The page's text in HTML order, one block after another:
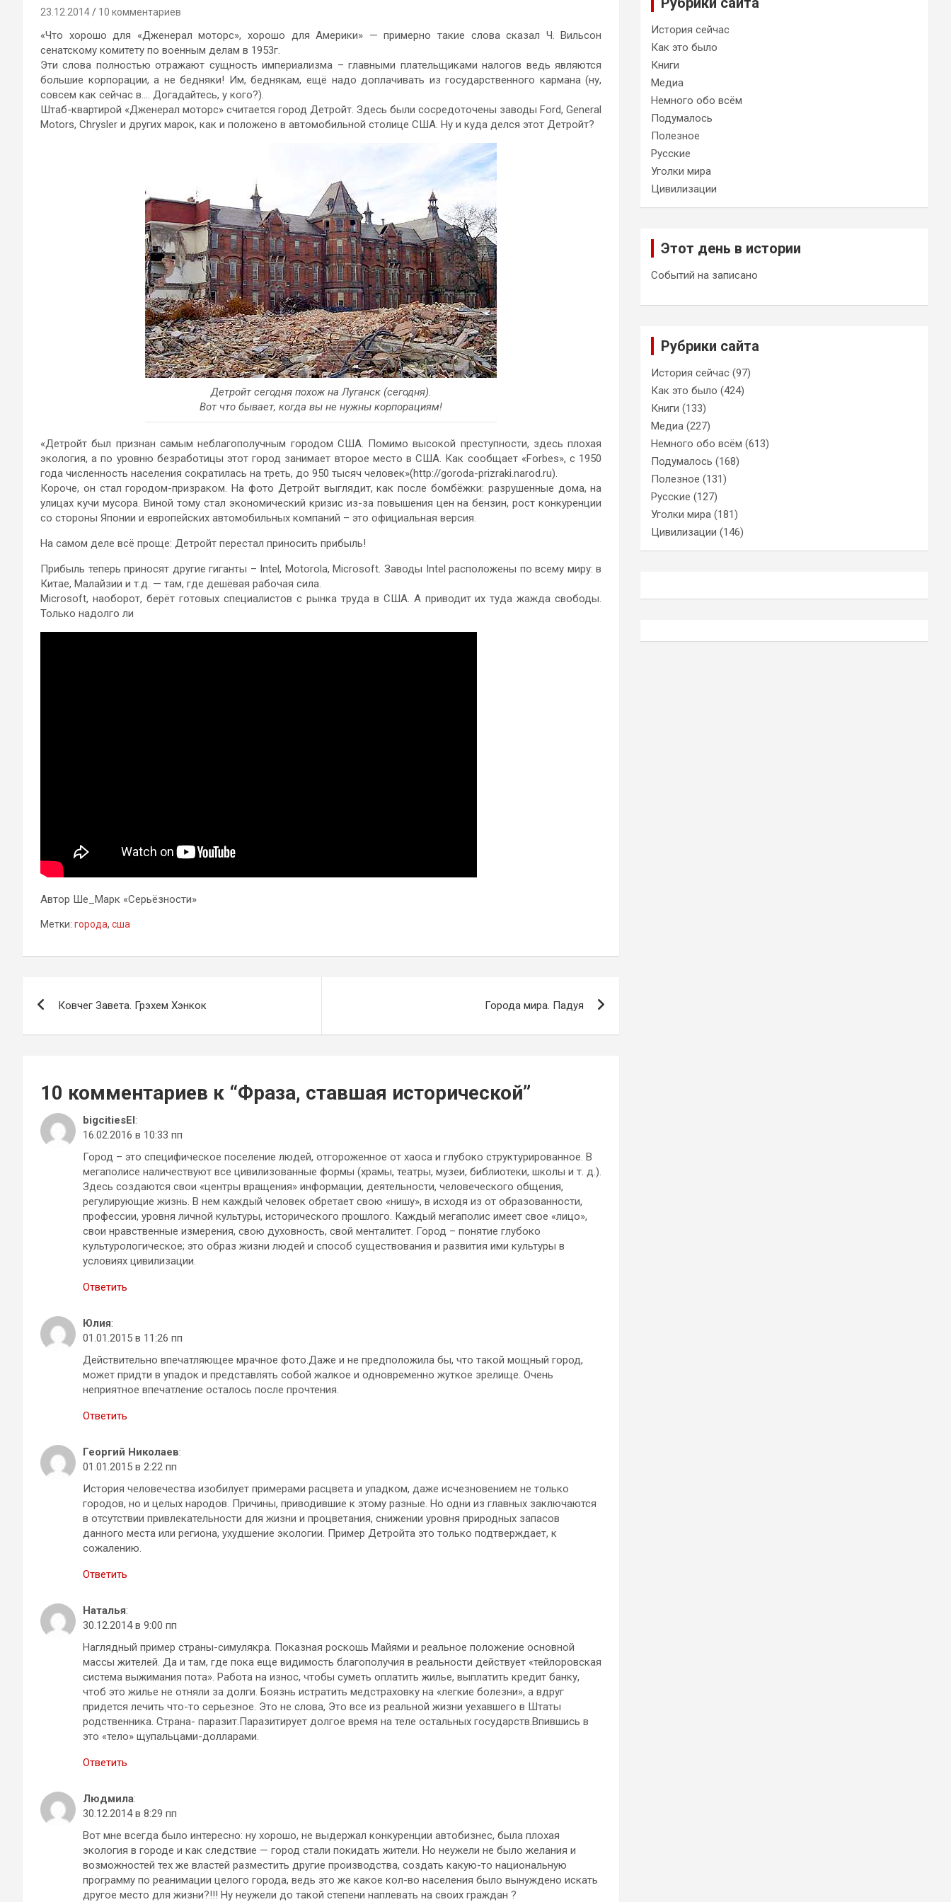
23.12.2014 10 комментариев
«Что хорошо для «Дженерал моторс», хорошо для Америки» — примерно такие слова сказал Ч. Вильсон
сенатскому комитету по военным делам в 1953г.
Эти слова полностью отражают сущность империализма – главными плательщиками налогов ведь являются
большие корпорации, а не бедняки! Им, беднякам, ещё надо доплачивать из государственного кармана (ну,
совсем как сейчас в…. Догадайтесь, у кого?).
Штаб-квартирой «Дженерал моторс» считается город Детройт. Здесь были сосредоточены заводы Ford, General
Motors, Chrysler и других марок, как и положено в автомобильной столице США. Ну и куда делся этот Детройт?
Детройт сегодня похож на Луганск (сегодня).
Вот что бывает, когда вы не нужны корпорациям!
«Детройт был признан самым неблагополучным городом США. Помимо высокой преступности, здесь плохая
экология, а по уровню безработицы этот город занимает второе место в США. Как сообщает «Forbes», с 1950
года численность населения сократилась на треть, до 950 тысяч человек»(http://goroda-prizraki.narod.ru).
Короче, он стал городом-призраком. На фото Детройт выглядит, как после бомбёжки: разрушенные дома, на
улицах кучи мусора. Виной тому стал экономический кризис из-за повышения цен на бензин, рост конкуренции
со стороны Японии и европейских автомобильных компаний – это официальная версия.
На самом деле всё проще: Детройт перестал приносить прибыль!
Прибыль теперь приносят другие гиганты – Intel, Motorola, Microsoft. Заводы Intel расположены по всему миру: в
Китае, Малайзии и т.д. — там, где дешёвая рабочая сила.
Microsoft, наоборот, берёт готовых специалистов с рынка труда в США. А приводит их туда жажда свободы.
Только надолго ли
Автор Ше_Марк «Серьёзности»
Метки: города, сша
Ковчег Завета. Грэхем Хэнкок Города мира. Падуя
10 комментариев к “Фраза, ставшая исторической”
bigcitiesEl:
16.02.2016 в 10:33 пп
Город – это специфическое поселение людей, отгороженное от хаоса и глубоко структурированное. В
мегаполисе наличествуют все цивилизованные формы (храмы, театры, музеи, библиотеки, школы и т. д.).
Здесь создаются свои «центры вращения» информации, деятельности, человеческого общения,
регулирующие жизнь. В нем каждый человек обретает свою «нишу», в исходя из от образованности,
профессии, уровня личной культуры, исторического прошлого. Каждый мегаполис имеет свое «лицо»,
свои нравственные измерения, свою духовность, свой менталитет. Город – понятие глубоко
культурологическое; это образ жизни людей и способ существования и развития ими культуры в
условиях цивилизации.
Ответить
Юлия:
01.01.2015 в 11:26 пп
Действительно впечатляющее мрачное фото.Даже и не предположила бы, что такой мощный город,
может придти в упадок и представлять собой жалкое и одновременно жуткое зрелище. Очень
неприятное впечатление осталось после прочтения.
Ответить
Георгий Николаев:
01.01.2015 в 2:22 пп
История человечества изобилует примерами расцвета и упадком, даже исчезновением не только
городов, но и целых народов. Причины, приводившие к этому разные. Но одни из главных заключаются
в отсутствии привлекательности для жизни и процветания, снижении уровня природных запасов
данного места или региона, ухудшение экологии. Пример Детройта это только подтверждает, к
сожалению.
Ответить
Наталья:
30.12.2014 в 9:00 пп
Наглядный пример страны-симулякра. Показная роскошь Майями и реальное положение основной
массы жителей. Да и там, где пока еще видимость благополучия в реальности действует «тейлоровская
система выжимания пота». Работа на износ, чтобы суметь оплатить жилье, выплатить кредит банку,
чтоб это жилье не отняли за долги. Боязнь истратить медстраховку на «легкие болезни», а вдруг
придется лечить что-то серьезное. Это не слова, Это все из реальной жизни уехавшего в Штаты
родственника. Страна- паразит.Паразитирует долгое время на теле остальных государств.Впившись в
это «тело» щупальцами-долларами.
Ответить
Людмила:
30.12.2014 в 8:29 пп
Вот мне всегда было интересно: ну хорошо, не выдержал конкуренции автобизнес, была плохая
экология в городе и как следствие — город стали покидать жители. Но неужели не было желания и
возможностей тех же властей разместить другие производства, создать какую-то национальную
программу по реанимации целого города, ведь это же какое кол-во населения было вынуждено искать
другое место для жизни?!!! Ну неужели до такой степени наплевать на своих граждан ?
История сейчас
Как это было
Книги
Медиа
Немного обо всём
Подумалось
Полезное
Русские
Уголки мира
Цивилизации
Этот день в истории
Событий на записано
Рубрики сайта
История сейчас (97)
Как это было (424)
Книги (133)
Медиа (227)
Немного обо всём (613)
Подумалось (168)
Полезное (131)
Русские (127)
Уголки мира (181)
Цивилизации (146)